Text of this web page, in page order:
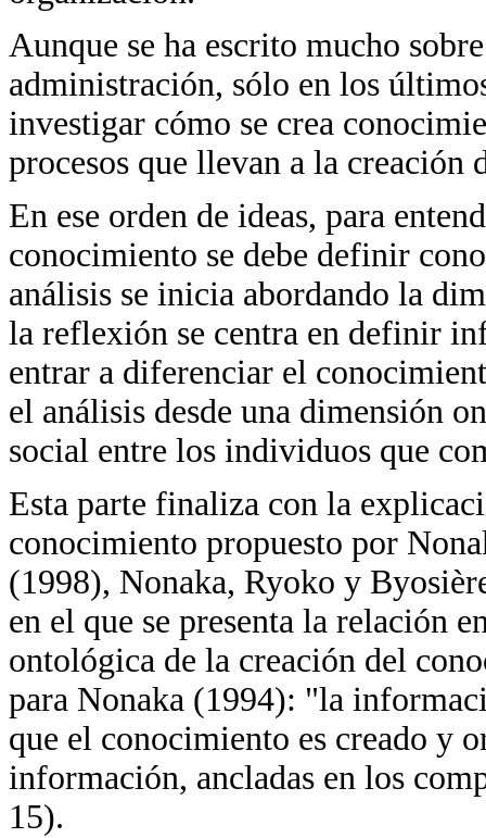
Aunque se ha escrito mucho
administración, sólo en los
investigar cómo se crea
procesos que llevan a la creación
En ese orden de ideas, para
conocimiento se debe definir
análisis se inicia abordando la
la reflexión se centra en definir
entrar a diferenciar el
el análisis desde una dimensión
social entre los individuos que
Esta parte finaliza con la
conocimiento propuesto por
(1998), Nonaka, Ryoko y
en el que se presenta la relación
ontológica de la creación del
para Nonaka (1994): "la
que el conocimiento es creado y
información, ancladas en los
15).